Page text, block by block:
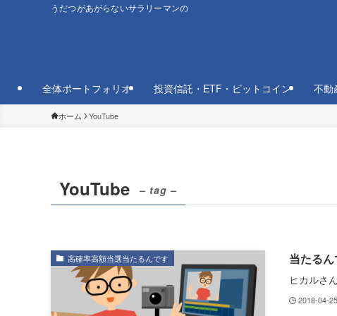
うだつがあがらないサラリーマンの
全体ポートフォリオ 投資信託・ETF・ビットコイン 不動
ホーム YouTube
YouTube – tag –
高確率高額当選当たるんです 当たる
ヒカルさ
2018-04-25